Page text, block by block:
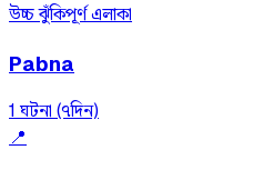
উচ্চ ঝুঁকিপূর্ণ এলাকা
Pabna
1 ঘটনা (৭দিন)
📍